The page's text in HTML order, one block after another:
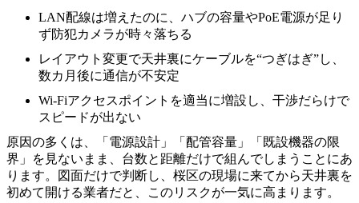
LAN配線は増えたのに、ハブの容量やPoE電源が足り
ず防犯カメラが時々落ちる
レイアウト変更で天井裏にケーブルを“つぎはぎ”し、
数カ月後に通信が不安定
Wi‑Fiアクセスポイントを適当に増設し、干渉だらけで
スピードが出ない
原因の多くは、「電源設計」「配管容量」「既設機器の限
界」を見ないまま、台数と距離だけで組んでしまうことにあ
ります。図面だけで判断し、桜区の現場に来てから天井裏を
初めて開ける業者だと、このリスクが一気に高まります。